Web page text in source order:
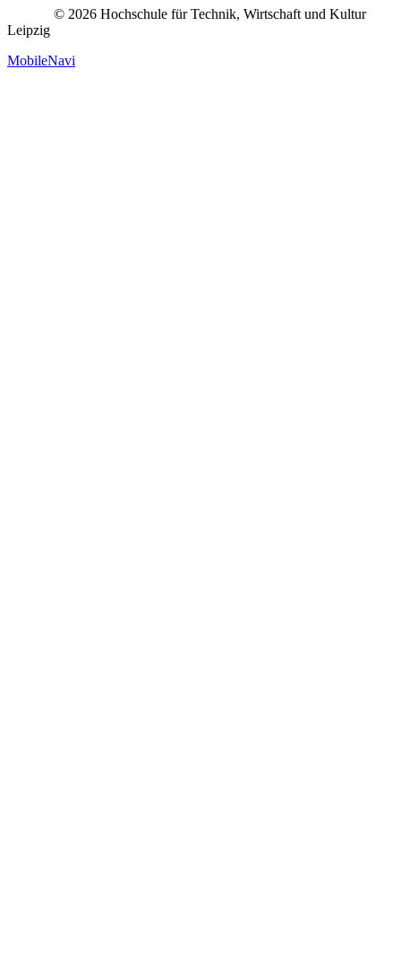
© 2026 Hochschule für Technik, Wirtschaft und Kultur
Leipzig
MobileNavi